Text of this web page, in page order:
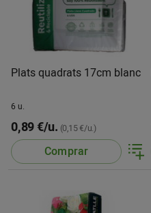
Plats quadrats 17cm blanc
6 u.
0,89 €/u. (0,15 €/u.)
Comprar